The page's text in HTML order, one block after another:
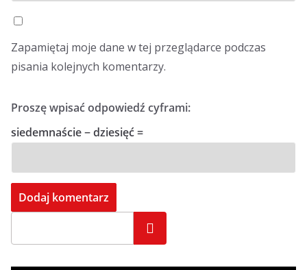
Zapamiętaj moje dane w tej przeglądarce podczas
pisania kolejnych komentarzy.
Proszę wpisać odpowiedź cyframi:
siedemnaście − dziesięć =
Szukaj